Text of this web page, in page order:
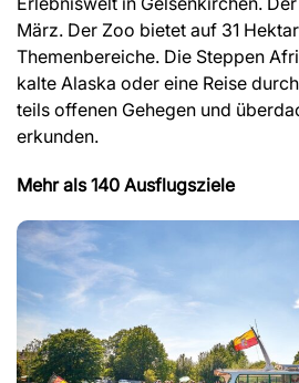
März. Der Zoo bietet auf 31
Themenbereiche. Die Steppen
kalte Alaska oder eine Reise
teils offenen Gehegen und
erkunden.
Mehr als 140 Ausflugsziele